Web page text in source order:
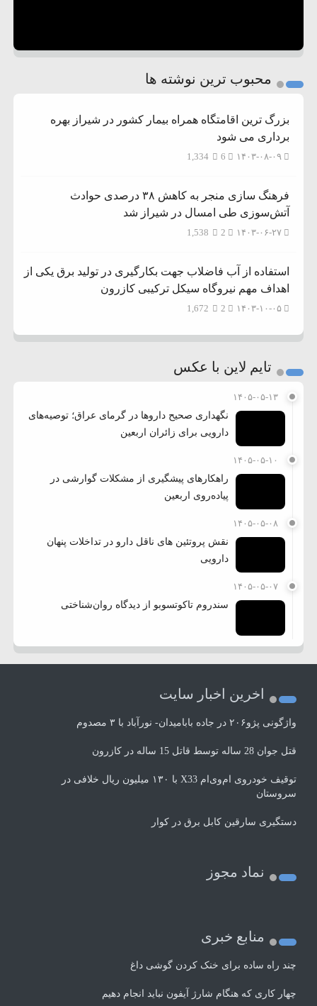
محبوب ترین نوشته ها
بزرگ ترین اقامتگاه همراه بیمار کشور در شیراز بهره
برداری می شود
۱۴۰۳-۰۸-۰۹ 1,334
فرهنگ سازی منجر به کاهش ۳۸ درصدی حوادث
آتش‌سوزی طی امسال در شیراز شد
۱۴۰۳-۰۶-۲۷ 1,538
استفاده از آب فاضلاب جهت بکارگیری در تولید برق یکی از
اهداف مهم نیروگاه سیکل ترکیبی کازرون
۱۴۰۳-۱۰-۰۵ 1,672
تایم لاین با عکس
۱۴۰۵-۰۵-۱۳
نگهداری صحیح داروها در گرمای عراق؛ توصیه‌های
دارویی برای زائران اربعین
۱۴۰۵-۰۵-۱۰
راهکارهای پیشگیری از مشکلات گوارشی در
پیاده‌روی اربعین
۱۴۰۵-۰۵-۰۸
نقش پروتئین های ناقل دارو در تداخلات پنهان
دارویی
۱۴۰۵-۰۵-۰۷
سندروم تاکوتسوبو از دیدگاه روان‌شناختی
اخرین اخبار سایت
واژگونی پژو۲۰۶ در جاده بابامیدان- نورآباد با ۳ مصدوم
قتل جوان 28 ساله توسط قاتل 15 ساله در کازرون
توقیف خودروی ام‌وی‌ام X33 با ۱۳۰ میلیون ریال خلافی در
سروستان
دستگیری سارقین کابل برق در کوار
نماد مجوز
منابع خبری
چند راه‌ ساده برای خنک کردن گوشی داغ
چهار کاری که هنگام شارژ آیفون نباید انجام دهیم